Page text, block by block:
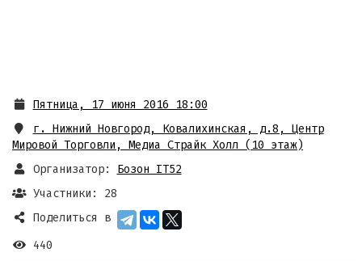
Пятница, 17 июня 2016 18:00
г. Нижний Новгород, Ковалихинская, д.8, Центр
Мировой Торговли, Медиа Страйк Холл (10 этаж)
Организатор:
Бозон IT52
Участники: 28
Поделиться в
440